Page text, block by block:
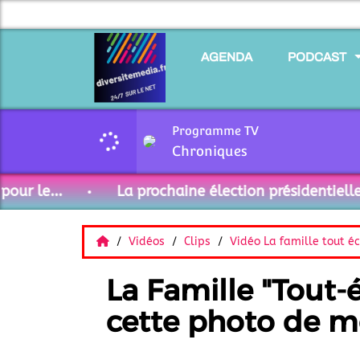
AGENDA PODCAST
Programme TV
Chroniques
le... La prochaine élection présidentielle
Vidéos Clips Vidéo La famille tout
La Famille
cette photo de